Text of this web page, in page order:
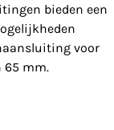
bieden een
voor
65 mm.